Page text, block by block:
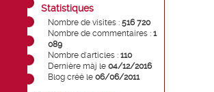
Statistiques
Nombre de visites : 516 720
Nombre de commentaires : 1
089
Nombre d'articles : 110
Dernière màj le 04/12/2016
Blog créé le 06/06/2011